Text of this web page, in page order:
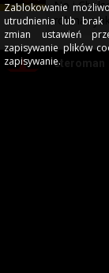
No i
rok na
eteroman
Zablokowanie
utrudnienia lub brak
zmian ustawień
zapisywanie plików
zapisywanie.